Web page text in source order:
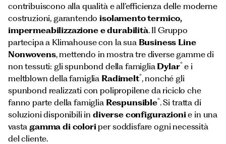
contribuiscono alla qualità e all’efficienza delle moderne
costruzioni, garantendoisolamento termico,
impermeabilizzazione e durabilità. Il Gruppo
partecipa a Klimahouse con la sua Business Line
Nonwovens, mettendo in mostra tre diverse gamme di
non tessuti: gli spunbond della famiglia Dylar®e i
meltblown della famiglia Radimelt®, nonché gli
spunbond realizzati con polipropilene da riciclo che
fanno parte della famiglia Respunsible®. Si tratta di
soluzioni disponibili in diverse configurazionie in una
vastagamma di coloriper soddisfare ogni necessità
del cliente.